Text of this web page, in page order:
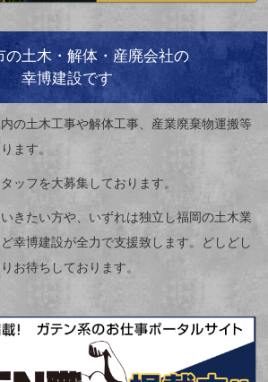
の土木・解体・産廃会社の
幸博建設です
の土木工事や解体工事、産業廃棄物運搬等
ます。
ッフを大募集しております。
きたい方や、いずれは独立し福岡の土木業
幸博建設が全力で支援致します。どしどし
お待ちしております。